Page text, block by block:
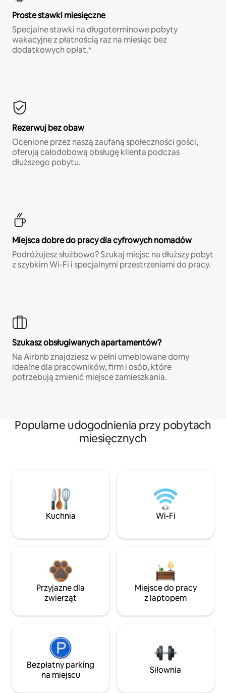
Proste stawki miesięczne
Specjalne stawki na długoterminowe pobyty
wakacyjne z płatnością raz na miesiąc bez
dodatkowych opłat.*
Rezerwuj bez obaw
Ocenione przez naszą zaufaną społeczności gości,
oferują całodobową obsługę klienta podczas
dłuższego pobytu.
Miejsca dobre do pracy dla cyfrowych nomadów
Podróżujesz służbowo? Szukaj miejsc na dłuższy pobyt
z szybkim Wi-Fi i specjalnymi przestrzeniami do pracy.
Szukasz obsługiwanych apartamentów?
Na Airbnb znajdziesz w pełni umeblowane domy
idealne dla pracowników, firm i osób, które
potrzebują zmienić miejsce zamieszkania.
Popularne udogodnienia przy pobytach
miesięcznych
Kuchnia Wi-Fi
Przyjazne dla
zwierząt
Miejsce do pracy
z laptopem
Bezpłatny parking
na miejscu
Siłownia